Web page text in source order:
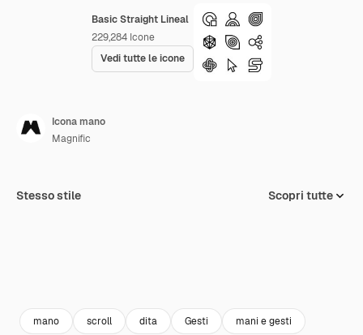
Basic Straight Lineal
229,284 Icone
Vedi tutte le icone
Icona mano
Magnific
Stesso stile Scopri tutte
mano scroll dita Gesti mani e gesti